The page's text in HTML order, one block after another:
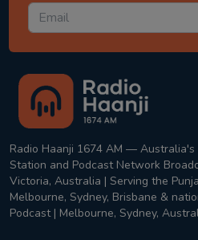
Radio Haanji 1674 AM — Australia's
Station and Podcast Network
Victoria, Australia | Serving the
Melbourne, Sydney, Brisbane &
Podcast | Melbourne, Sydney,